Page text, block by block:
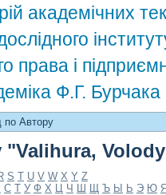
академічних
права і
Ф.Г.
"Valihura,
по Автору
"Valihura,
S T U V W X Y Z
С Т У Ф Х Ц Ч Ш Щ Ъ Ы Ь Э Ю